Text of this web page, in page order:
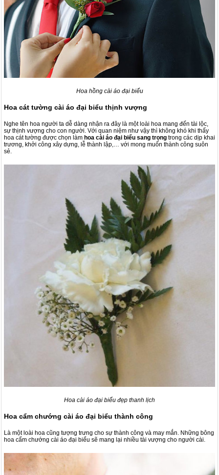
Hoa hồng cài áo đại biểu
Hoa cát tường cài áo đại biểu thịnh vượng
Nghe tên hoa người ta dễ dàng nhận ra đây là một loài hoa mang đến tài lộc,
sự thịnh vượng cho con người. Với quan niệm như vậy thì không khó khi thấy
hoa cát tường được chọn làm hoa cài áo đại biểu sang trọng trong các dịp khai
trương, khởi công xây dựng, lễ thành lập,… với mong muốn thành công suôn
sẻ.
Hoa cài áo đại biểu đẹp thanh lịch
Hoa cẩm chướng cài áo đại biểu thành công
Là một loài hoa cũng tượng trưng cho sự thành công và may mắn. Những bông
hoa cẩm chướng cài áo đại biểu sẽ mang lại nhiều tài vượng cho người cài.